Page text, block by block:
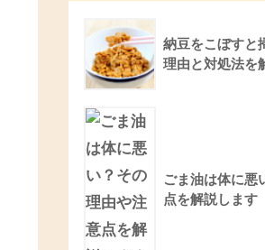
納豆をこぼすと
理由と対処法を
ごま油は体に悪
点を解説します